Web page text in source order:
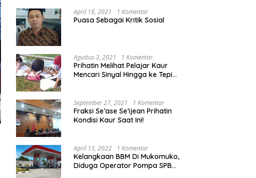
April 18, 2021 1 Komentar
Puasa Sebagai Kritik Sosial
Agustus 3, 2021 1 Komentar
Prihatin Melihat Pelajar Kaur
Mencari Sinyal Hingga ke Tepi
Segera Bertindak
September 27, 2021 1 Komentar
Fraksi Se’ase Se’ijean Prihatin
Kondisi Kaur Saat Ini!
April 13, 2022 1 Komentar
Kelangkaan BBM Di Mukomuko,
Diduga Operator Pompa SPBU